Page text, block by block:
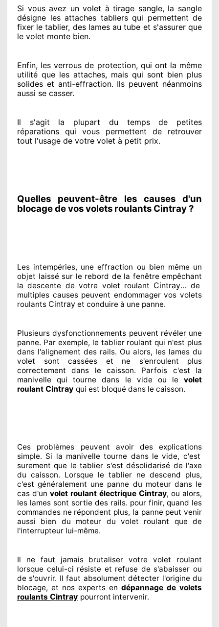
Si vous avez un volet à tirage sangle, la sangle
désigne les attaches tabliers qui permettent de
fixer le tablier, des lames au tube et s'assurerque
le volet monte bien.
Enfin, les verrous de protection, qui ont la même
utilité que les attaches, mais qui sont bien plus
solides et anti-effraction. Ils peuvent néanmoins
aussi se casser.
Il s'agit la plupart du tempsde petites
réparations qui vous permettent de retrouver
tout l'usage de votre volet à petit prix.
Quelles peuvent-être les causes d'un
blocage de vos volets roulants Cintray ?
Les intempéries, une effraction ou bien même un
objet laissésur le rebord de la fenêtre empêchant
la descente de votre volet roulant Cintray... de
multiples causes peuvent endommagervos volets
roulants Cintray et conduire à une panne.
Plusieurs dysfonctionnements peuvent révélerune
panne. Par exemple, le tablier roulant qui n'est plus
dans l'alignement des rails. Ou alors, les lames du
volet sont cassées et ne s'enroulent plus
correctement dans le caisson. Parfois c'est la
manivelle qui tourne dans le vide ou le volet
roulant Cintray qui est bloqué dans le caisson.
Ces problèmes
peuvent avoir des explications
simple. Si la manivelle tourne dans le vide, c'est
surement que le tablier s'est désolidarisé de l'axe
du caisson. Lorsque le tablier ne descend plus,
c'est généralement une panne du moteur dans le
cas d'un volet roulant électrique Cintray, ou alors,
les lames sont sortie des rails. pour finir, quand les
commandes ne répondent plus, la panne peut venir
aussi bien du moteur du volet roulant que de
l'interrupteur lui-même.
Il ne faut jamais brutaliser votre volet roulant
lorsque celui-ci résiste et refuse de s'abaisser ou
de s'ouvrir. Il faut absolument détecter l'originedu
blocage, et nos experts en dépannage de volets
roulants Cintray pourront intervenir.